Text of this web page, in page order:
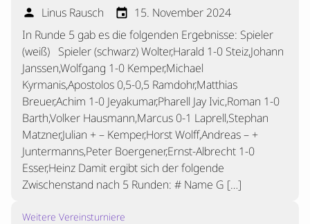
person Linus Rausch event 15. November 2024
In Runde 5 gab es die folgenden Ergebnisse: Spieler
(weiß) Spieler (schwarz) Wolter,Harald 1-0 Steiz,Johann
Janssen,Wolfgang 1-0 Kemper,Michael
Kyrmanis,Apostolos 0,5-0,5 Ramdohr,Matthias
Breuer,Achim 1-0 Jeyakumar,Pharell Jay Ivic,Roman 1-0
Barth,Volker Hausmann,Marcus 0-1 Laprell,Stephan
Matzner,Julian + – Kemper,Horst Wolff,Andreas – +
Juntermanns,Peter Boergener,Ernst-Albrecht 1-0
Esser,Heinz Damit ergibt sich der folgende
Zwischenstand nach 5 Runden: # Name G […]
Weitere Vereinsturniere